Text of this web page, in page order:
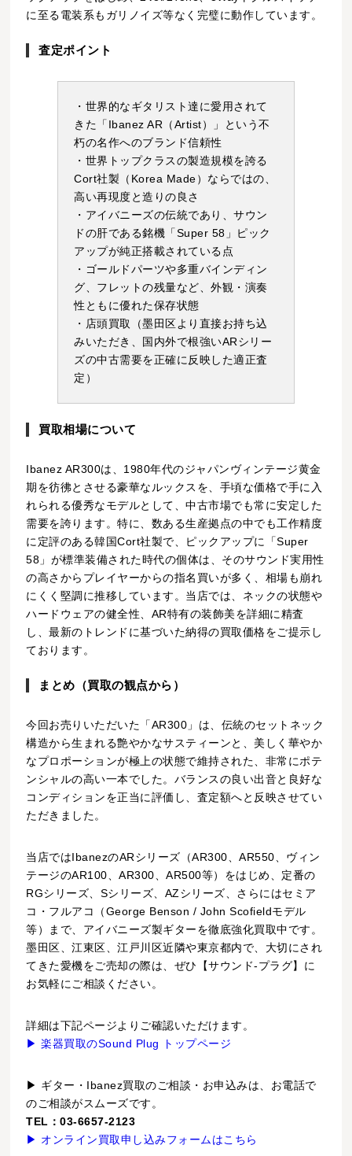
に至る電装系もガリノイズ等なく完璧に動作しています。
査定ポイント
・世界的なギタリスト達に愛用されて
きた「Ibanez AR（Artist）」という不
朽の名作へのブランド信頼性
・世界トップクラスの製造規模を誇る
Cort社製（Korea Made）ならではの、
高い再現度と造りの良さ
・アイバニーズの伝統であり、サウン
ドの肝である銘機「Super 58」ピック
アップが純正搭載されている点
・ゴールドパーツや多重バインディン
グ、フレットの残量など、外観・演奏
性ともに優れた保存状態
・店頭買取（墨田区より直接お持ち込
みいただき、国内外で根強いARシリー
ズの中古需要を正確に反映した適正査
定）
買取相場について
Ibanez AR300は、1980年代のジャパンヴィンテージ黄金
期を彷彿とさせる豪華なルックスを、手頃な価格で手に入
れられる優秀なモデルとして、中古市場でも常に安定した
需要を誇ります。特に、数ある生産拠点の中でも工作精度
に定評のある韓国Cort社製で、ピックアップに「Super
58」が標準装備された時代の個体は、そのサウンド実用性
の高さからプレイヤーからの指名買いが多く、相場も崩れ
にくく堅調に推移しています。当店では、ネックの状態や
ハードウェアの健全性、AR特有の装飾美を詳細に精査
し、最新のトレンドに基づいた納得の買取価格をご提示し
ております。
まとめ（買取の観点から）
今回お売りいただいた「AR300」は、伝統のセットネック
構造から生まれる艶やかなサスティーンと、美しく華やか
なプロポーションが極上の状態で維持された、非常にポテ
ンシャルの高い一本でした。バランスの良い出音と良好な
コンディションを正当に評価し、査定額へと反映させてい
ただきました。
当店ではIbanezのARシリーズ（AR300、AR550、ヴィン
テージのAR100、AR300、AR500等）をはじめ、定番の
RGシリーズ、Sシリーズ、AZシリーズ、さらにはセミア
コ・フルアコ（George Benson / John Scofieldモデル
等）まで、アイバニーズ製ギターを徹底強化買取中です。
墨田区、江東区、江戸川区近隣や東京都内で、大切にされ
てきた愛機をご売却の際は、ぜひ【サウンド-プラグ】に
お気軽にご相談ください。
詳細は下記ページよりご確認いただけます。
▶ 楽器買取のSound Plug トップページ
▶ ギター・Ibanez買取のご相談・お申込みは、お電話で
のご相談がスムーズです。
TEL：03-6657-2123
▶ オンライン買取申し込みフォームはこちら